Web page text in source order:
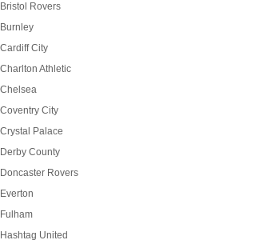
Bristol Rovers
Burnley
Cardiff City
Charlton Athletic
Chelsea
Coventry City
Crystal Palace
Derby County
Doncaster Rovers
Everton
Fulham
Hashtag United